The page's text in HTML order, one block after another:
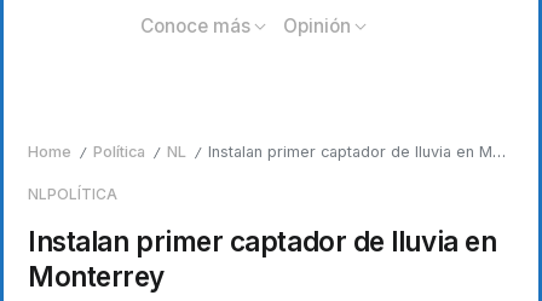
Conoce más
Opinión
Home / Política / NL / Instalan primer captador de lluvia en Monterrey
NL POLÍTICA
Instalan primer captador de lluvia en
Monterrey